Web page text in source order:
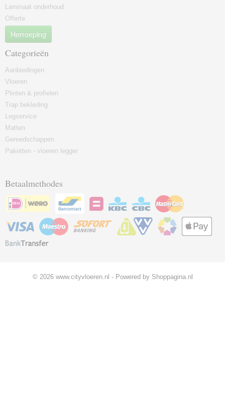
Laminaat onderhoud
Offerte
Herroeping
Categorieën
Aanbiedingen
Vloeren
Plinten & profielen
Trap bekleding
Legservice
Matten
Gereedschappen
Paketten - vloeren legger
Betaalmethodes
© 2026 www.cityvloeren.nl - Powered by Shoppagina.nl